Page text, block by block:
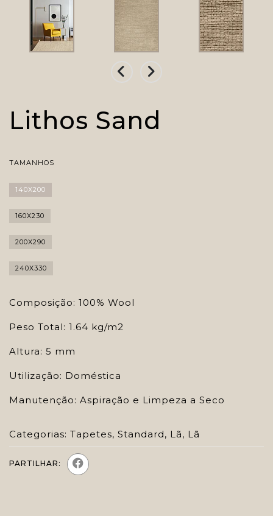
Lithos Sand
TAMANHOS
140X200
160X230
200X290
240X330
Composição: 100% Wool
Peso Total: 1.64 kg/m2
Altura: 5 mm
Utilização: Doméstica
Manutenção: Aspiração e Limpeza a Seco
Categorias: Tapetes, Standard, Lã, Lã
PARTILHAR: